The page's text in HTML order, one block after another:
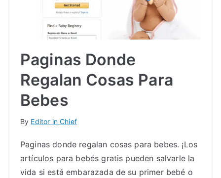
Paginas Donde
Regalan Cosas Para
Bebes
By Editor in Chief
Paginas donde regalan cosas para bebes. ¡Los
artículos para bebés gratis pueden salvarle la
vida si está embarazada de su primer bebé o